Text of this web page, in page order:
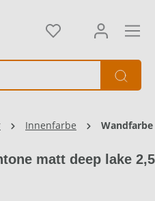
Innenfarbe Wandfarbe
matt deep lake 2,5